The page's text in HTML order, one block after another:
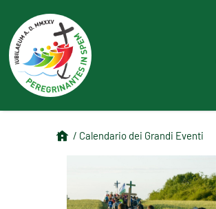
/ Calendario dei Grandi Eventi